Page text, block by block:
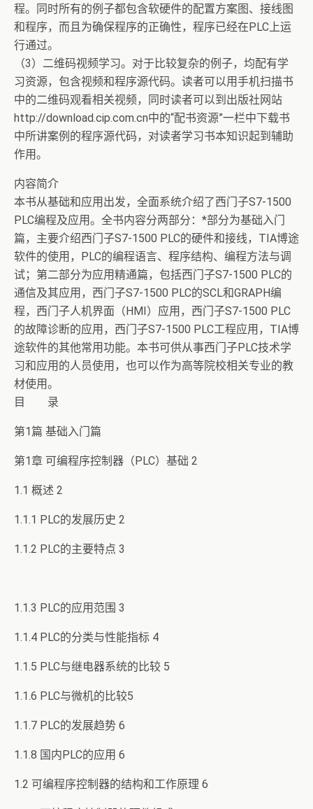
程。同时所有的例子都包含软硬件的配置方案图、接线图
和程序，而且为确保程序的正确性，程序已经在PLC上运
行通过。
（3）二维码视频学习。对于比较复杂的例子，均配有学
习资源，包含视频和程序源代码。读者可以用手机扫描书
中的二维码观看相关视频，同时读者可以到出版社网站
http://download.cip.com.cn中的“配书资源”一栏中下载书
中所讲案例的程序源代码，对读者学习书本知识起到辅助
作用。
内容简介
本书从基础和应用出发，全面系统介绍了西门子S7-1500
PLC编程及应用。全书内容分两部分：*部分为基础入门
篇，主要介绍西门子S7-1500 PLC的硬件和接线，TIA博途
软件的使用，PLC的编程语言、程序结构、编程方法与调
试；第二部分为应用精通篇，包括西门子S7-1500 PLC的
通信及其应用，西门子S7-1500 PLC的SCL和GRAPH编
程，西门子人机界面（HMI）应用，西门子S7-1500 PLC
的故障诊断的应用，西门子S7-1500 PLC工程应用，TIA博
途软件的其他常用功能。本书可供从事西门子PLC技术学
习和应用的人员使用，也可以作为高等院校相关专业的教
材使用。
目 录
第1篇 基础入门篇
第1章 可编程序控制器（PLC）基础 2
1.1 概述 2
1.1.1 PLC的发展历史 2
1.1.2 PLC的主要特点 3
1.1.3 PLC的应用范围 3
1.1.4 PLC的分类与性能指标 4
1.1.5 PLC与继电器系统的比较 5
1.1.6 PLC与微机的比较5
1.1.7 PLC的发展趋势 6
1.1.8 国内PLC的应用 6
1.2 可编程序控制器的结构和工作原理 6